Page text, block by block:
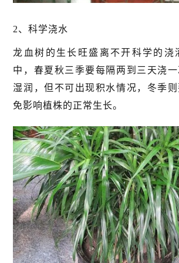
2、科学浇水
龙血树的生长旺盛离不开科学的浇
中，春夏秋三季要每隔两到三天浇
湿润，但不可出现积水情况，冬季
免影响植株的正常生长。